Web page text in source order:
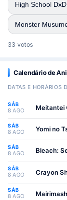
High School DxD
Monster
33 votos
Calendário de
DATAS E HORÁRIOS
SÁB
8 AGO Meitantei
SÁB
8 AGO Yomi no
SÁB
8 AGO Bleach:
SÁB
8 AGO Crayon
SÁB
8 AGO